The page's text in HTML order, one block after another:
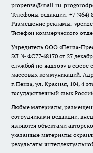
propenza@mail.ru,
Телефоны редакции: +7 (964)
Размещение рекламы:
Телефон коммерческого
Учредитель ООО «Пенза-
ЭЛ № ФС77-68170 от 27
службой по надзору в сфере
массовых коммуникаций.
г. Пенза, ул. Красная, 104, 4
государственный язык
Любые материалы,
сотрудниками редакции,
являются объектами
указанные материалы
результаты